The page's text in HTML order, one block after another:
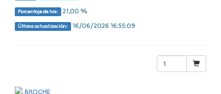
Porcentaje de Iva: 21,00 %
Última actualización: 16/06/2026 16:55:09